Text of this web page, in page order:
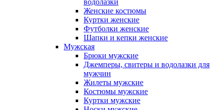
водолазки
Женские костюмы
Куртки женские
Футболки женские
Шапки и кепки женские
Мужская
Брюки мужские
Джемперы, свитеры и водолазки для
мужчин
Жилеты мужские
Костюмы мужские
Куртки мужские